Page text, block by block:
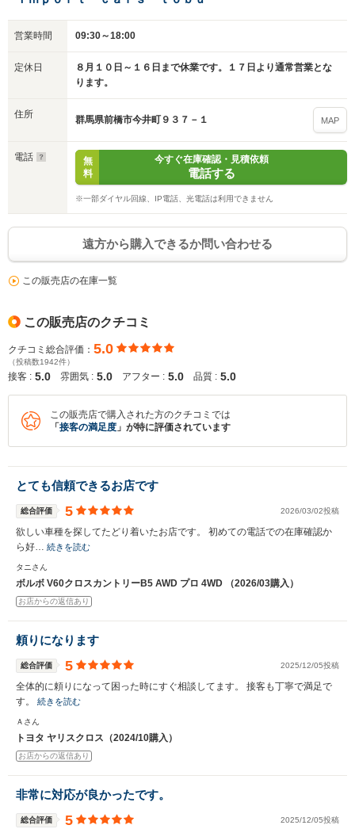
営業時間 09:30～18:00
定休日
８月１０日～１６日まで休業です。１７日より通常営業とな
ります。
住所 群馬県前橋市今井町９３７－１ MAP
電話
無
料
今すぐ在庫確認・見積依頼
電話する
※一部ダイヤル回線、IP電話、光電話は利用できません
遠方から購入できるか問い合わせる
この販売店の在庫一覧
この販売店のクチコミ
クチコミ総合評価： 5.0
（投稿数1942件）
接客 : 5.0 雰囲気 : 5.0 アフター : 5.0 品質 : 5.0
この販売店で購入された方のクチコミでは
「 接客の満足度 」が特に評価されています
とても信頼できるお店です
総合評価 5 2026/03/02投稿
欲しい車種を探してたどり着いたお店です。 初めての電話での在庫確認か
ら好… 続きを読む
タニさん
ボルボ V60クロスカントリーB5 AWD プロ 4WD （2026/03購入）
お店からの返信あり
頼りになります
総合評価 5 2025/12/05投稿
全体的に頼りになって困った時にすぐ相談してます。 接客も丁寧で満足で
す。 続きを読む
Ａさん
トヨタ ヤリスクロス（2024/10購入）
お店からの返信あり
非常に対応が良かったです。
総合評価 5 2025/12/05投稿
入力途中の情報を保存しますか？
※次回問い合わせをする際に自動入力されます
いいえ はい